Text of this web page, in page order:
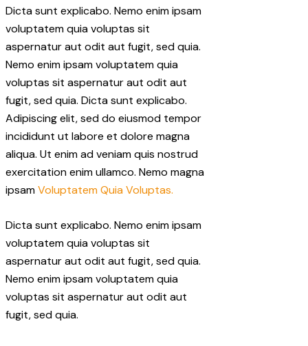
Dicta sunt explicabo. Nemo enim ipsam
voluptatem quia voluptas sit
aspernatur aut odit aut fugit, sed quia.
Nemo enim ipsam voluptatem quia
voluptas sit aspernatur aut odit aut
fugit, sed quia. Dicta sunt explicabo.
Adipiscing elit, sed do eiusmod tempor
incididunt ut labore et dolore magna
aliqua. Ut enim ad veniam quis nostrud
exercitation enim ullamco. Nemo magna
ipsamVoluptatem Quia Voluptas.
Dicta sunt explicabo. Nemo enim ipsam
voluptatem quia voluptas sit
aspernatur aut odit aut fugit, sed quia.
Nemo enim ipsam voluptatem quia
voluptas sit aspernatur aut odit aut
fugit, sed quia.